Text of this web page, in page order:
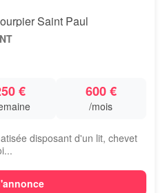
Saint Paul
€ 600 €
/mois
disposant d'un lit, chevet